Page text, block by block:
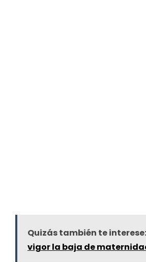
Quizás también te interese:
vigor la baja de